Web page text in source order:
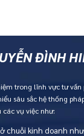
ĐÌNH
trong lĩnh vực tư vấn
sâu sắc hệ thống
vụ việc như:
chuỗi kinh doanh